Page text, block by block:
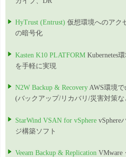
HyTrust (Entrust) 仮想環境へのアク
の暗号化
Kasten K10 PLATFORM Kubernetes
を手軽に実現
N2W Backup & Recovery AWS環境
(バックアップ/リカバリ/災害対策な
StarWind VSAN for vSphere vSphere
ジ構築ソフト
Veeam Backup & Replication VMware